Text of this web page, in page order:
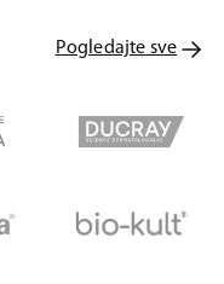
Pogledajte sve